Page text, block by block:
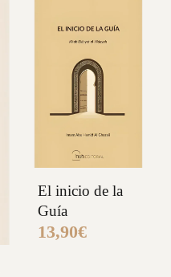
El inicio de la
Guía
13,90€